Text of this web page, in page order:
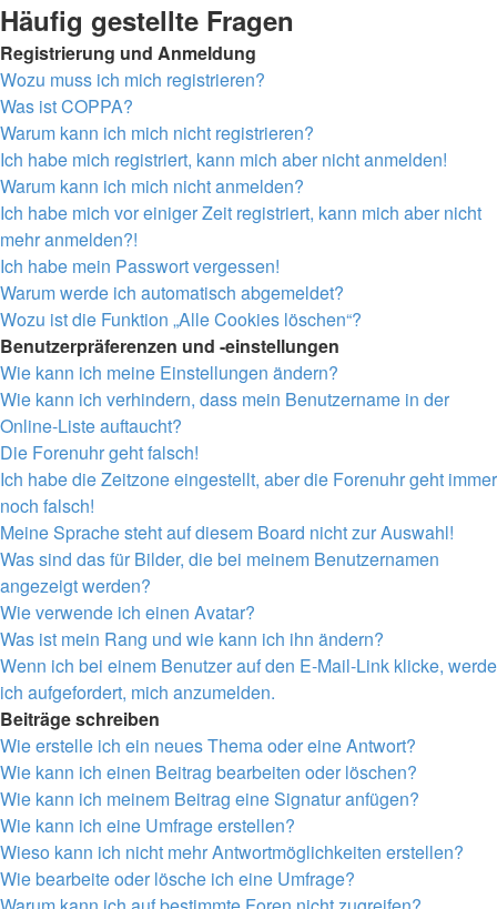
Häufig gestellte Fragen
Registrierung und Anmeldung
Wozu muss ich mich registrieren?
Was ist COPPA?
Warum kann ich mich nicht registrieren?
Ich habe mich registriert, kann mich aber nicht anmelden!
Warum kann ich mich nicht anmelden?
Ich habe mich vor einiger Zeit registriert, kann mich aber nicht
mehr anmelden?!
Ich habe mein Passwort vergessen!
Warum werde ich automatisch abgemeldet?
Wozu ist die Funktion „Alle Cookies löschen“?
Benutzerpräferenzen und -einstellungen
Wie kann ich meine Einstellungen ändern?
Wie kann ich verhindern, dass mein Benutzername in der
Online-Liste auftaucht?
Die Forenuhr geht falsch!
Ich habe die Zeitzone eingestellt, aber die Forenuhr geht immer
noch falsch!
Meine Sprache steht auf diesem Board nicht zur Auswahl!
Was sind das für Bilder, die bei meinem Benutzernamen
angezeigt werden?
Wie verwende ich einen Avatar?
Was ist mein Rang und wie kann ich ihn ändern?
Wenn ich bei einem Benutzer auf den E-Mail-Link klicke, werde
ich aufgefordert, mich anzumelden.
Beiträge schreiben
Wie erstelle ich ein neues Thema oder eine Antwort?
Wie kann ich einen Beitrag bearbeiten oder löschen?
Wie kann ich meinem Beitrag eine Signatur anfügen?
Wie kann ich eine Umfrage erstellen?
Wieso kann ich nicht mehr Antwortmöglichkeiten erstellen?
Wie bearbeite oder lösche ich eine Umfrage?